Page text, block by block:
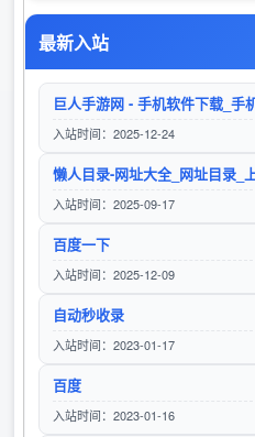
笛
最新入站
巨人手游网 - 手机软件下载_手
入站时间：2025-12-24
懒人目录-网址大全_网址目录_
入站时间：2025-09-17
百度一下
入站时间：2025-12-09
自动秒收录
入站时间：2023-01-17
百度
入站时间：2023-01-16